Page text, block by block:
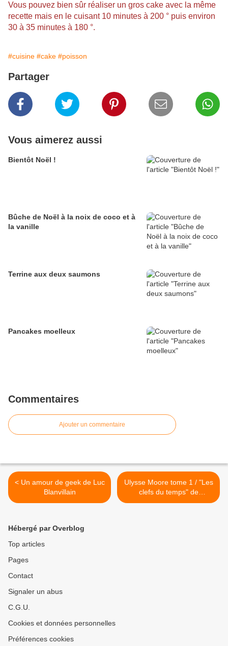
Vous pouvez bien sûr réaliser un gros cake avec la même
recette mais en le cuisant 10 minutes à 200 ° puis environ
30 à 35 minutes à 180 °.
#cuisine #cake #poisson
Partager
Vous aimerez aussi
Bientôt Noël !
Bûche de Noël à la noix de coco et à
la vanille
Terrine aux deux saumons
Pancakes moelleux
Commentaires
Ajouter un commentaire
< Un amour de geek de Luc
Blanvillain
Ulysse Moore tome 1 / "Les
clefs du temps" de
Pierdomenico Baccalario >
Hébergé par Overblog
Top articles
Pages
Contact
Signaler un abus
C.G.U.
Cookies et données personnelles
Préférences cookies